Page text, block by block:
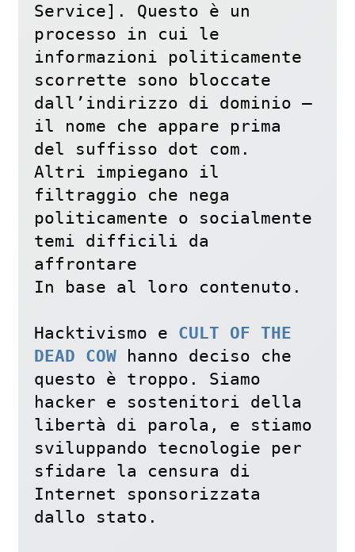
Service]. Questo è un
processo in cui le
informazioni politicamente
scorrette sono bloccate
dall’indirizzo di dominio –
il nome che appare prima
del suffisso dot com.
Altri impiegano il
filtraggio che nega
politicamente o socialmente
temi difficili da
affrontare
In base al loro contenuto.
Hacktivismo e CULT OF THE
DEAD COW hanno deciso che
questo è troppo. Siamo
hacker e sostenitori della
libertà di parola, e stiamo
sviluppando tecnologie per
sfidare la censura di
Internet sponsorizzata
dallo stato.